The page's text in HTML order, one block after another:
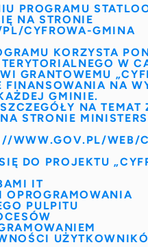
PROGRAMU
NA STRONIE
CYFROWA-GMINA
KORZYSTA
W
GRANTOWEMU
FINANSOWANIA NA
GMINIE.
SZCZEGÓŁY NA TEMAT
STRONIE
WWW.GOV.PL/WEB/
DO PROJEKTU
IT
OPROGRAMOWANIA
PULPITU